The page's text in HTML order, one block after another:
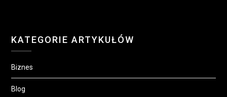
KATEGORIE ARTYKUŁÓW
Biznes
Blog